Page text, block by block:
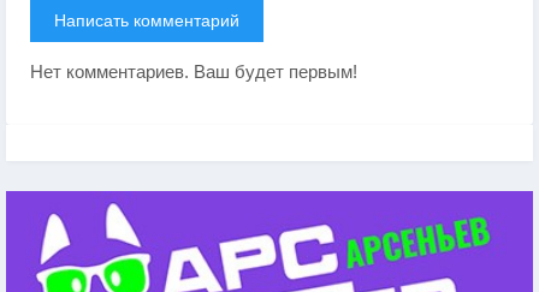
Написать комментарий
Нет комментариев. Ваш будет первым!